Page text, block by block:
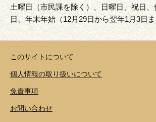
土曜日（市民課を除く）、日曜日、祝日、
日、年末年始（12月29日から翌年1月3日
このサイトについて
個人情報の取り扱いについて
免責事項
お問い合わせ